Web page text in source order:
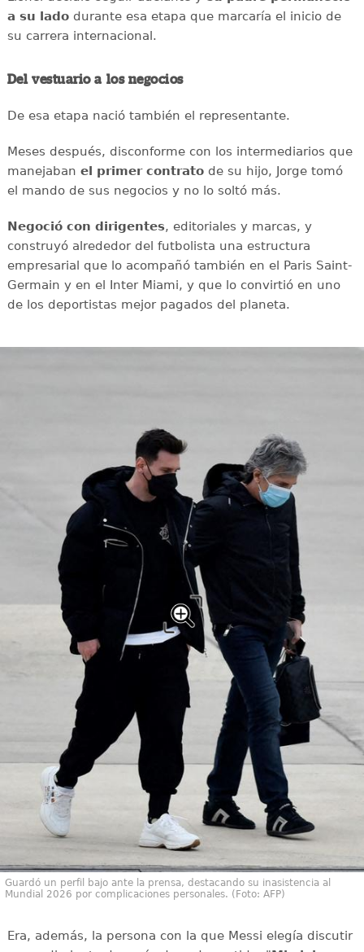
a su ladodurante esa etapa que marcaría el inicio de
su carrera internacional.
Del vestuario a los negocios
De esa etapa nació también el representante.
Meses después, disconforme con los intermediarios que
manejaban el primer contratode su hijo, Jorge tomó
el mando de sus negocios y no lo soltó más.
Negoció con dirigentes, editoriales y marcas, y
construyó alrededor del futbolista una estructura
empresarial que lo acompañó también en el Paris Saint-
Germain y en el Inter Miami, y que lo convirtió en uno
de los deportistas mejor pagados del planeta.
Guardó un perfil bajo ante la prensa, destacando su inasistencia al
Mundial 2026 por complicaciones personales. (Foto: AFP)
Era, además, la persona con la que Messi elegía discutir